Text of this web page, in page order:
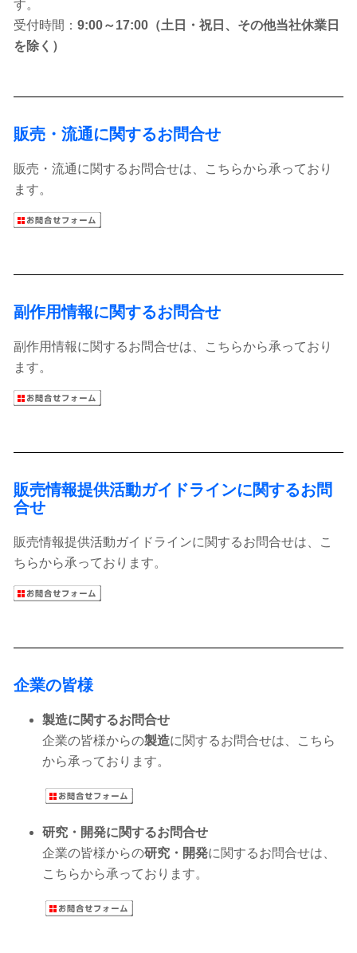
す。
受付時間： 9:00～17:00（土日・祝日、その他当社休業日
を除く）
販売・流通に関するお問合せ
販売・流通に関するお問合せは、こちらから承っており
ます。
副作用情報に関するお問合せ
副作用情報に関するお問合せは、こちらから承っており
ます。
販売情報提供活動ガイドラインに関するお問
合せ
販売情報提供活動ガイドラインに関するお問合せは、こ
ちらから承っております。
企業の皆様
製造に関するお問合せ
企業の皆様からの製造に関するお問合せは、こちら
から承っております。
研究・開発に関するお問合せ
企業の皆様からの研究・開発に関するお問合せは、
こちらから承っております。